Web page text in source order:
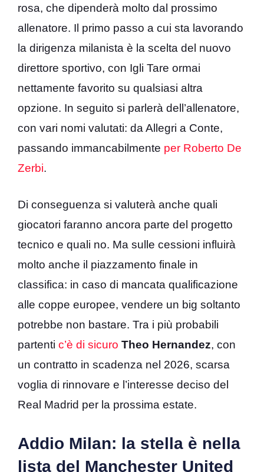
rosa, che dipenderà molto dal prossimo
allenatore. Il primo passo a cui sta lavorando
la dirigenza milanista è la scelta del nuovo
direttore sportivo, con Igli Tare ormai
nettamente favorito su qualsiasi altra
opzione. In seguito si parlerà dell’allenatore,
con vari nomi valutati: da Allegri a Conte,
passando immancabilmente per Roberto De
Zerbi.
Di conseguenza si valuterà anche quali
giocatori faranno ancora parte del progetto
tecnico e quali no. Ma sulle cessioni influirà
molto anche il piazzamento finale in
classifica: in caso di mancata qualificazione
alle coppe europee, vendere un big soltanto
potrebbe non bastare. Tra i più probabili
partenti c’è di sicuro Theo Hernandez, con
un contratto in scadenza nel 2026, scarsa
voglia di rinnovare e l’interesse deciso del
Real Madrid per la prossima estate.
Addio Milan: la stella è nella
lista del Manchester United